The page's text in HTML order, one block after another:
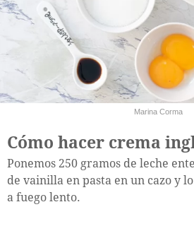
Marina Corma
Cómo hacer crema
Ponemos 250 gramos de leche
de vainilla en pasta en un cazo y
a fuego lento.